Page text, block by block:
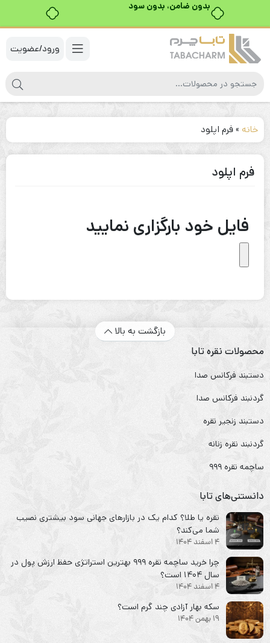
بدون ضامن، بدون سود
ورود/عضویت
خانه »فرم اپلود
فرم اپلود
فایل خود بارگزاری نمایید
بازگشت به بالا
محصولات نقره تابا
دستبند فرکانس صدا
گردنبند فرکانس صدا
دستبند زنجیر نقره
گردنبند نقره زنانه
ساچمه نقره ۹۹۹
دانستنی‌های تابا
نقره یا طلا؟ کدام یک در بازارهای جهانی سود بیشتری نصیب
شما می‌کند؟
4 اسفند 1404
چرا خرید ساچمه نقره ۹۹۹ بهترین استراتژی حفظ ارزش پول در
سال ۱۴۰۴ است؟
4 اسفند 1404
سکه‌ بهار آزادی چند گرم است؟
19 بهمن 1404